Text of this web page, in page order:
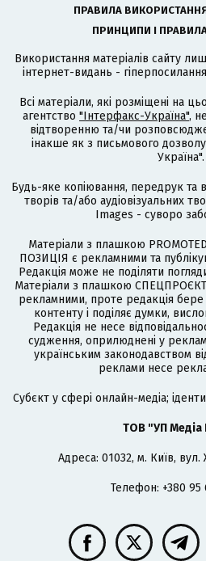
ПРАВИЛА
ПРИНЦИПИ І
Використання матеріалів сайту
інтернет-видань -
Всі матеріали, які розміщені на
агентство "Інтерфакс-Україна",
відтворенню та/чи
інакше як з письмового
Україна".
Будь-яке копіювання, передрук та
творів та/або аудіовізуальних
Images - суворо
Матеріали з плашкою
ПОЗИЦІЯ є рекламними та
Редакція може не поділяти
Матеріали з плашкою
рекламними, проте редакція бере
контенту і поділяє думки,
Редакція не несе
судження, оприлюднені у
українським законодавством
реклами несе
Cубєкт у сфері онлайн-медіа;
ТОВ "УП Медіа
Адреса: 01032, м. Київ,
Телефон: +380 95